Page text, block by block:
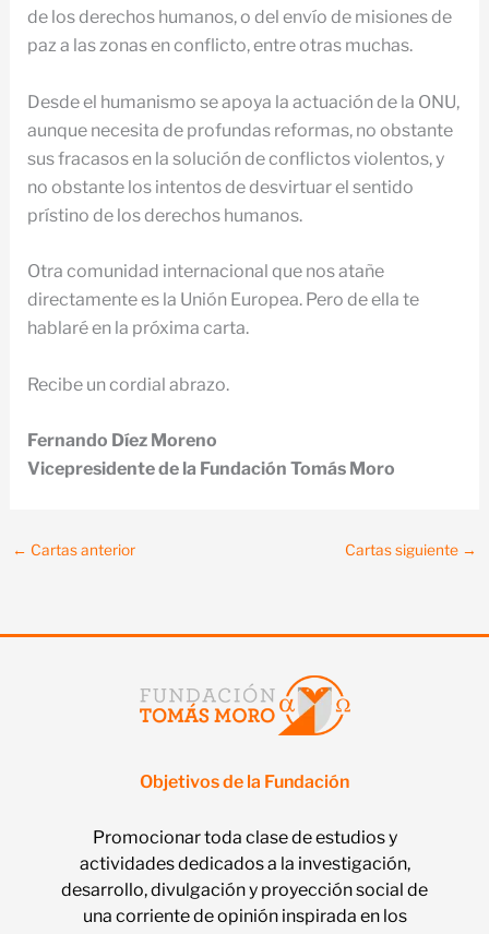
de los derechos humanos, o del envío de misiones de
paz a las zonas en conflicto, entre otras muchas.
Desde el humanismo se apoya la actuación de la ONU,
aunque necesita de profundas reformas, no obstante
sus fracasos en la solución de conflictos violentos, y
no obstante los intentos de desvirtuar el sentido
prístino de los derechos humanos.
Otra comunidad internacional que nos atañe
directamente es la Unión Europea. Pero de ella te
hablaré en la próxima carta.
Recibe un cordial abrazo.
Fernando Díez Moreno
Vicepresidente de la Fundación Tomás Moro
← Cartas anterior Cartas siguiente →
Objetivos de la Fundación
Promocionar toda clase de estudios y
actividades dedicados a la investigación,
desarrollo, divulgación y proyección social de
una corriente de opinión inspirada en los